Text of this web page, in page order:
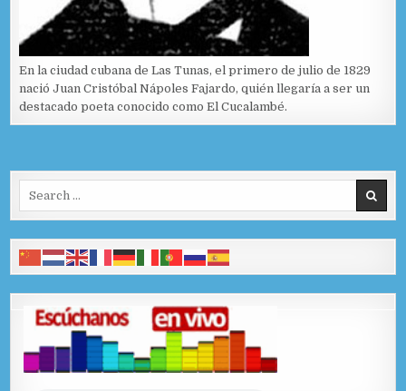
En la ciudad cubana de Las Tunas, el primero de julio de 1829
nació Juan Cristóbal Nápoles Fajardo, quién llegaría a ser un
destacado poeta conocido como El Cucalambé.
Search for: